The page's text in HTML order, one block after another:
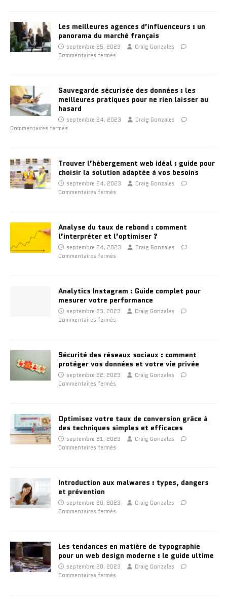
Les meilleures agences d’influenceurs : un
panorama du marché français
septembre 25, 2023
Craig Gonzales
Commentaires fermés
Sauvegarde sécurisée des données : les
meilleures pratiques pour ne rien laisser au
hasard
septembre 24, 2023
Craig Gonzales
Commentaires fermés
Trouver l’hébergement web idéal : guide pour
choisir la solution adaptée à vos besoins
septembre 24, 2023
Craig Gonzales
Commentaires fermés
Analyse du taux de rebond : comment
l’interpréter et l’optimiser ?
septembre 24, 2023
Craig Gonzales
Commentaires fermés
Analytics Instagram : Guide complet pour
mesurer votre performance
septembre 23, 2023
Craig Gonzales
Commentaires fermés
Sécurité des réseaux sociaux : comment
protéger vos données et votre vie privée
septembre 22, 2023
Craig Gonzales
Commentaires fermés
Optimisez votre taux de conversion grâce à
des techniques simples et efficaces
septembre 21, 2023
Craig Gonzales
Commentaires fermés
Introduction aux malwares : types, dangers
et prévention
septembre 20, 2023
Craig Gonzales
Commentaires fermés
Les tendances en matière de typographie
pour un web design moderne : le guide ultime
septembre 20, 2023
Craig Gonzales
Commentaires fermés